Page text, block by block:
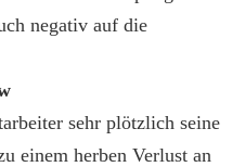
negativ auf die
sehr plötzlich seine
einem herben Verlust an